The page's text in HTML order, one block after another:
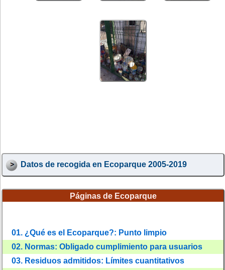
Datos de recogida en Ecoparque 2005-2019
Páginas de Ecoparque
01. ¿Qué es el Ecoparque?: Punto limpio
02. Normas: Obligado cumplimiento para usuarios
03. Residuos admitidos: Límites cuantitativos